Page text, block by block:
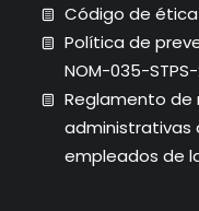
Código de ética
Política de
NOM-035-STPS-
Reglamento de
administrativas
empleados de